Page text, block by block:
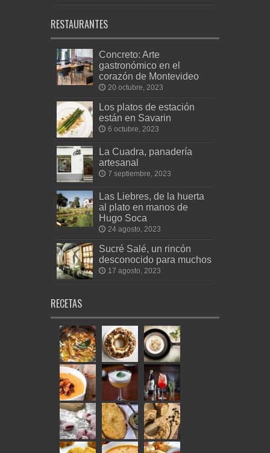
RESTAURANTES
Concreto: Arte
gastronómico en el
corazón de Montevideo
20 octubre, 2023
Los platos de estación
están en Savarin
6 octubre, 2023
La Cuadra, panadería
artesanal
7 septiembre, 2023
Las Liebres, de la huerta
al plato en manos de
Hugo Soca
24 agosto, 2023
Sucré Salé, un rincón
desconocido para muchos
17 agosto, 2023
RECETAS